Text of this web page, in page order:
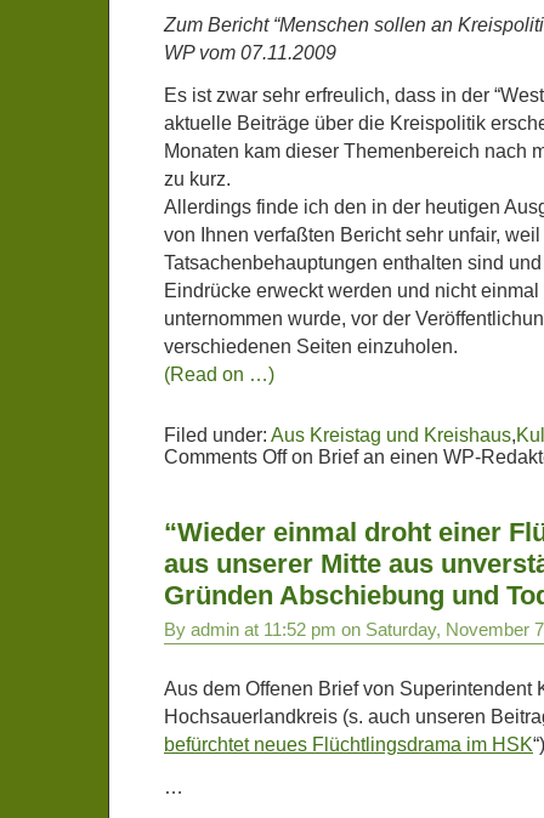
Zum Bericht “Menschen sollen an
WP vom 07.11.2009
Es ist zwar sehr erfreulich, dass in der
aktuelle Beiträge über die Kreispolitik
Monaten kam dieser Themenbereich nach
zu kurz.
Allerdings finde ich den in der heutigen
von Ihnen verfaßten Bericht sehr unfair,
Tatsachenbehauptungen enthalten sind
Eindrücke erweckt werden und nicht einmal
unternommen wurde, vor der
verschiedenen Seiten einzuholen.
(Read on …)
Filed under: Aus Kreistag und Kreishaus,
Comments Offon Brief an einen WP-
“Wieder einmal droht einer
aus unserer Mitte aus
Gründen Abschiebung und
By admin at 11:52 pm on Saturday, November
Aus dem Offenen Brief von Superintendent
Hochsauerlandkreis (s. auch unseren
befürchtet neues Flüchtlingsdrama im HSK
…